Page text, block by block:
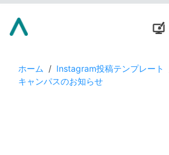
ホーム / Instagram投稿テンプレート
キャンパスのお知らせ